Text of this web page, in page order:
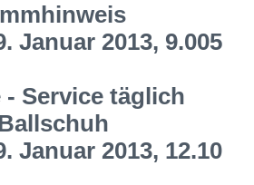
Januar 2013, 9.005
- Service täglich
Januar 2013, 12.10